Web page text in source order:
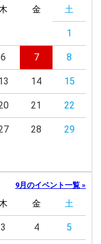
金 土
1
6 7 8
14 15
21 22
28 29
9月のイベント一覧 »
金 土
3 4 5